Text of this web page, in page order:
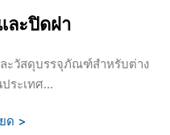
ละปิดฝา
วัสดุบรรจุภัณฑ์สำหรับต่าง
ระเทศ...
ด >